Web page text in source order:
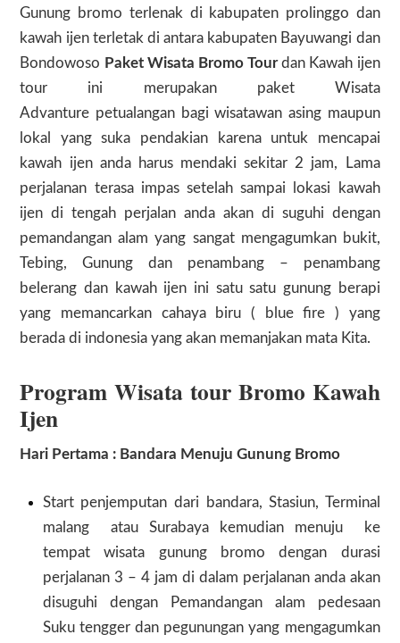
Gunung bromo terlenak di kabupaten prolinggo dan
kawah ijen terletak di antara kabupaten Bayuwangi dan
Bondowoso Paket Wisata Bromo Tourdan Kawah ijen
tour ini merupakan paket Wisata
Advanture petualangan bagi wisatawan asing maupun
lokal yang suka pendakian karena untuk mencapai
kawah ijen anda harus mendaki sekitar 2 jam, Lama
perjalanan terasa impas setelah sampai lokasi kawah
ijen di tengah perjalan anda akan di suguhi dengan
pemandangan alam yang sangat mengagumkan bukit,
Tebing, Gunung dan penambang – penambang
belerang dan kawah ijen ini satu satu gunung berapi
yang memancarkan cahaya biru ( blue fire ) yang
berada di indonesia yang akan memanjakan mata Kita.
Program Wisata tour Bromo Kawah
Ijen
Hari Pertama : Bandara Menuju Gunung Bromo
Start penjemputan dari bandara, Stasiun, Terminal
malang atau Surabaya kemudian menuju ke
tempat wisata gunung bromo dengan durasi
perjalanan 3 – 4 jam di dalam perjalanan anda akan
disuguhi dengan Pemandangan alam pedesaan
Suku tengger dan pegunungan yang mengagumkan